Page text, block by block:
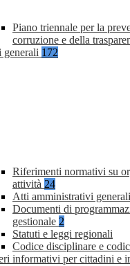
Piano triennale per la
corruzione e della
generali 172
Riferimenti normativi su
attività 24
Atti amministrativi generali
Documenti di
gestionale 2
Statuti e leggi regionali
Codice disciplinare e
informativi per cittadini e